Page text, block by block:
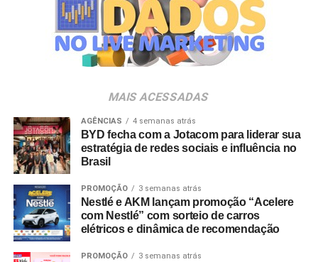
Direção: Fred Ouro Preto
Produção Executiva: Moa Ramalho / Giovana Grigolin /
Coordenação de Produção: Alessandra Cipolletta
Atendimento: Bruna Chamlian e Nanci Bonani
Atendimento de Pós-produção: Camila Santana
Direção De Fotografia: Daniel Belinky
Direção de Arte: Igor Mariwaki
Figurinista: Reinaldo Gulart
empresas pertencentes ao ecossistema da Holding
Clube. O projeto criativo mantém a assinatura “Brasil na
Veia”, conceito focado na valorização da cultura nacional,
da música e da hospitalidade carioca.
no canal oficial da Ticketmaster, com lote inicial a partir
de R$ 3.950,00. As demais atualizações e atrações do
evento serão divulgadas nos canais oficiais do camarote
nos próximos meses.
MAIS ACESSADAS
AGÊNCIAS 4 semanas atrás
BYD fecha com a Jotacom para liderar sua
estratégia de redes sociais e influência no
Brasil
PROMOÇÃO 3 semanas atrás
Nestlé e AKM lançam promoção “Acelere
com Nestlé” com sorteio de carros
elétricos e dinâmica de recomendação
PROMOÇÃO 3 semanas atrás